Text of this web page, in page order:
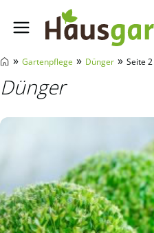
Hausgarten.net
» Gartenpflege » Dünger » Seite 2
Dünger